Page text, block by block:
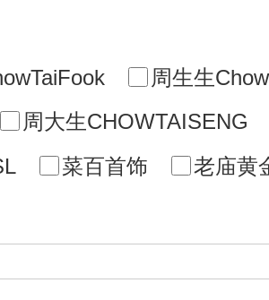
周生生
周大生CHOWTAISENG
菜百首饰 老庙黄